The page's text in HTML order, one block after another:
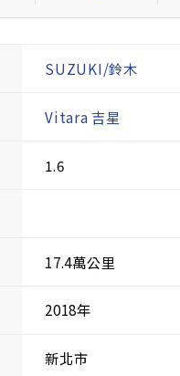
SUZUKI/鈴木
Vitara 吉星
1.6
17.4萬公里
2018年
新北市